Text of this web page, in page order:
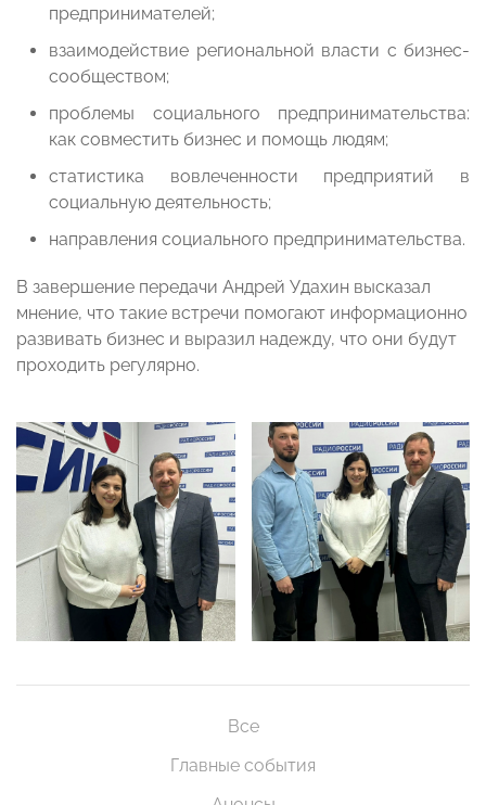
предпринимателей;
взаимодействие региональной власти с бизнес-
сообществом;
проблемы социального предпринимательства:
как совместить бизнес и помощь людям;
статистика вовлеченности предприятий в
социальную деятельность;
направления социального предпринимательства.
В завершение передачи Андрей Удахин высказал
мнение, что такие встречи помогают информационно
развивать бизнес и выразил надежду, что они будут
проходить регулярно.
Все
Главные события